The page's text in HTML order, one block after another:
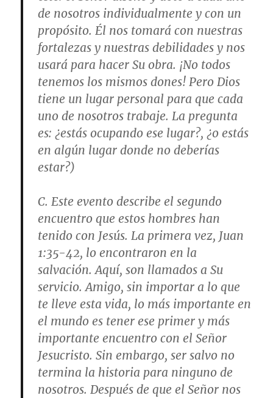
de nosotros individualmente y con un
propósito. Él nos tomará con nuestras
fortalezas y nuestras debilidades y nos
usará para hacer Su obra. ¡No todos
tenemos los mismos dones! Pero Dios
tiene un lugar personal para que cada
uno de nosotros trabaje. La pregunta
es: ¿estás ocupando ese lugar?, ¿o estás
en algún lugar donde no deberías
estar?)
C. Este evento describe el segundo
encuentro que estos hombres han
tenido con Jesús. La primera vez, Juan
1:35-42, lo encontraron en la
salvación. Aquí, son llamados a Su
servicio. Amigo, sin importar a lo que
te lleve esta vida, lo más importante en
el mundo es tener ese primer y más
importante encuentro con el Señor
Jesucristo. Sin embargo, ser salvo no
termina la historia para ninguno de
nosotros. Después de que el Señor nos